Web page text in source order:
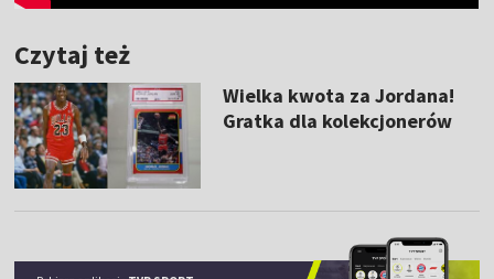
Czytaj też
Wielka kwota za Jordana!
Gratka dla kolekcjonerów